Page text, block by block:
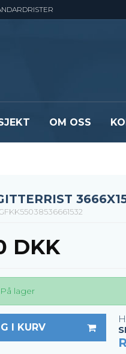
- Stormasket
OM OSS
DKK
På lager
I KURV